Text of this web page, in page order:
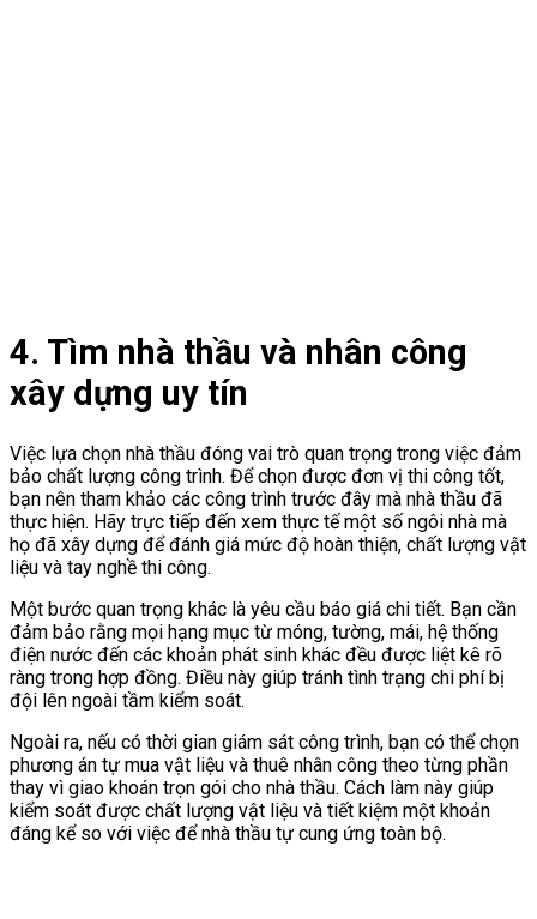
4. Tìm nhà thầu và nhân công
xây dựng uy tín
Việc lựa chọn nhà thầu đóng vai trò quan trọng trong việc đảm
bảo chất lượng công trình. Để chọn được đơn vị thi công tốt,
bạn nên tham khảo các công trình trước đây mà nhà thầu đã
thực hiện. Hãy trực tiếp đến xem thực tế một số ngôi nhà mà
họ đã xây dựng để đánh giá mức độ hoàn thiện, chất lượng vật
liệu và tay nghề thi công.
Một bước quan trọng khác là yêu cầu báo giá chi tiết. Bạn cần
đảm bảo rằng mọi hạng mục từ móng, tường, mái, hệ thống
điện nước đến các khoản phát sinh khác đều được liệt kê rõ
ràng trong hợp đồng. Điều này giúp tránh tình trạng chi phí bị
đội lên ngoài tầm kiểm soát.
Ngoài ra, nếu có thời gian giám sát công trình, bạn có thể chọn
phương án tự mua vật liệu và thuê nhân công theo từng phần
thay vì giao khoán trọn gói cho nhà thầu. Cách làm này giúp
kiểm soát được chất lượng vật liệu và tiết kiệm một khoản
đáng kể so với việc để nhà thầu tự cung ứng toàn bộ.